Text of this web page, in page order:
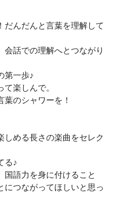
んだんと言葉を理解して
話での理解へとつながり
第一歩♪
楽しんで。
のシャワーを！
しめる長さの楽曲をセレク
る♪
語力を身に付けること
につながってほしいと思っ